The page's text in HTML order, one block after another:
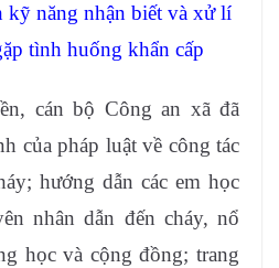
kỹ năng nhận biết và xử lí
tình huống khẩn cấp
cán bộ Công an xã đã
của pháp luật về công tác
hướng dẫn các em học
nhân dẫn đến cháy, nổ
học và cộng đồng; trang